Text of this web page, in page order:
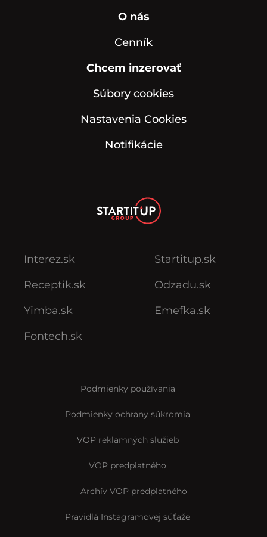
O nás
Cenník
Chcem inzerovať
Súbory cookies
Nastavenia Cookies
Notifikácie
Interez.sk
Receptik.sk
Yimba.sk
Fontech.sk
Startitup.sk
Odzadu.sk
Emefka.sk
Podmienky používania
Podmienky ochrany súkromia
VOP reklamných služieb
VOP predplatného
Archív VOP predplatného
Pravidlá Instagramovej súťaže